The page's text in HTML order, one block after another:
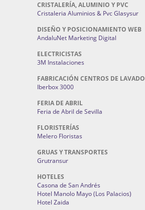
CRISTALERÍA, ALUMINIO Y PVC
Cristaleria Aluminios & Pvc Glasysur
DISEÑO Y POSICIONAMIENTO WEB
AndaluNet Marketing Digital
ELECTRICISTAS
3M Instalaciones
FABRICACIÓN CENTROS DE LAVADO
Iberbox 3000
FERIA DE ABRIL
Feria de Abril de Sevilla
FLORISTERÍAS
Melero Floristas
GRUAS Y TRANSPORTES
Grutransur
HOTELES
Casona de San Andrés
Hotel Manolo Mayo (Los Palacios)
Hotel Zaida